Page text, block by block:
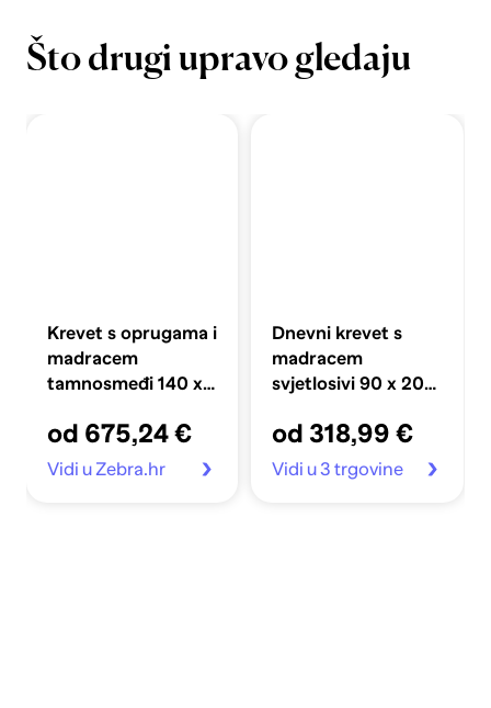
Što drugi upravo gledaju
Krevet s oprugama i
madracem
tamnosmeđi 140 x
od 675,24 €
Vidi u Zebra.hr
Dnevni krevet s
madracem
svjetlosivi 90 x 200
od 318,99 €
Vidi u 3 trgovine